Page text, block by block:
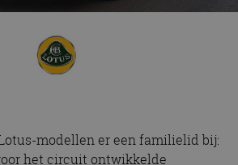
modellen er een familielid bij:
het circuit ontwikkelde